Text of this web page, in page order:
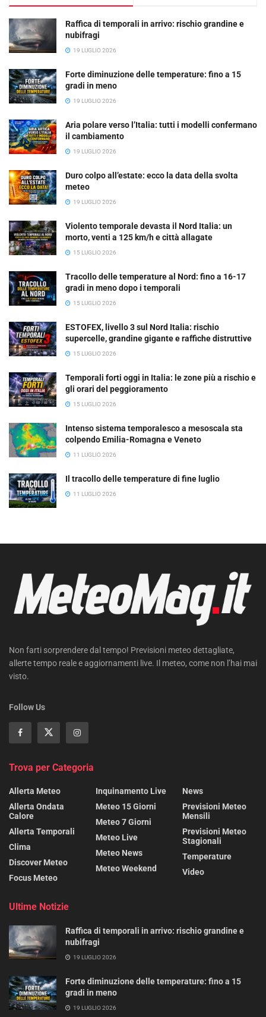
Raffica di temporali in arrivo: rischio grandine e
nubifragi
19 LUGLIO 2026
Forte diminuzione delle temperature: fino a 15
gradi in meno
19 LUGLIO 2026
Aria polare verso l’Italia: tutti i modelli confermano
il cambiamento
19 LUGLIO 2026
Duro colpo all’estate: ecco la data della svolta
meteo
19 LUGLIO 2026
Violento temporale devasta il Nord Italia: un
morto, venti a 125 km/h e città allagate
15 LUGLIO 2026
Tracollo delle temperature al Nord: fino a 16-17
gradi in meno dopo i temporali
15 LUGLIO 2026
ESTOFEX, livello 3 sul Nord Italia: rischio
supercelle, grandine gigante e raffiche distruttive
15 LUGLIO 2026
Temporali forti oggi in Italia: le zone più a rischio e
gli orari del peggioramento
15 LUGLIO 2026
Intenso sistema temporalesco a mesoscala sta
colpendo Emilia-Romagna e Veneto
11 LUGLIO 2026
Il tracollo delle temperature di fine luglio
11 LUGLIO 2026
Non farti sorprendere dal tempo! Previsioni meteo dettagliate,
allerte tempo reale e aggiornamenti live. Il meteo, come non l’hai mai
visto.
Follow Us
Trova per Categoria
Allerta Meteo
Allerta Ondata
Calore
Allerta Temporali
Clima
Discover Meteo
Focus Meteo
Inquinamento Live
Meteo 15 Giorni
Meteo 7 Giorni
Meteo Live
Meteo News
Meteo Weekend
News
Previsioni Meteo
Mensili
Previsioni Meteo
Stagionali
Temperature
Video
Ultime Notizie
Raffica di temporali in arrivo: rischio grandine e
nubifragi
19 LUGLIO 2026
Forte diminuzione delle temperature: fino a 15
gradi in meno
19 LUGLIO 2026